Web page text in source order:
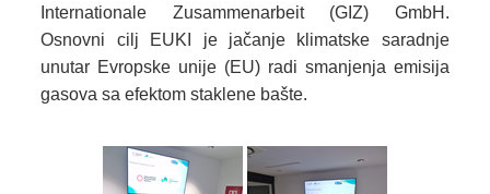
Internationale Zusammenarbeit (GIZ) GmbH.
Osnovni cilj EUKI je jačanje klimatske saradnje
unutar Evropske unije (EU) radi smanjenja emisija
gasova sa efektom staklene bašte.